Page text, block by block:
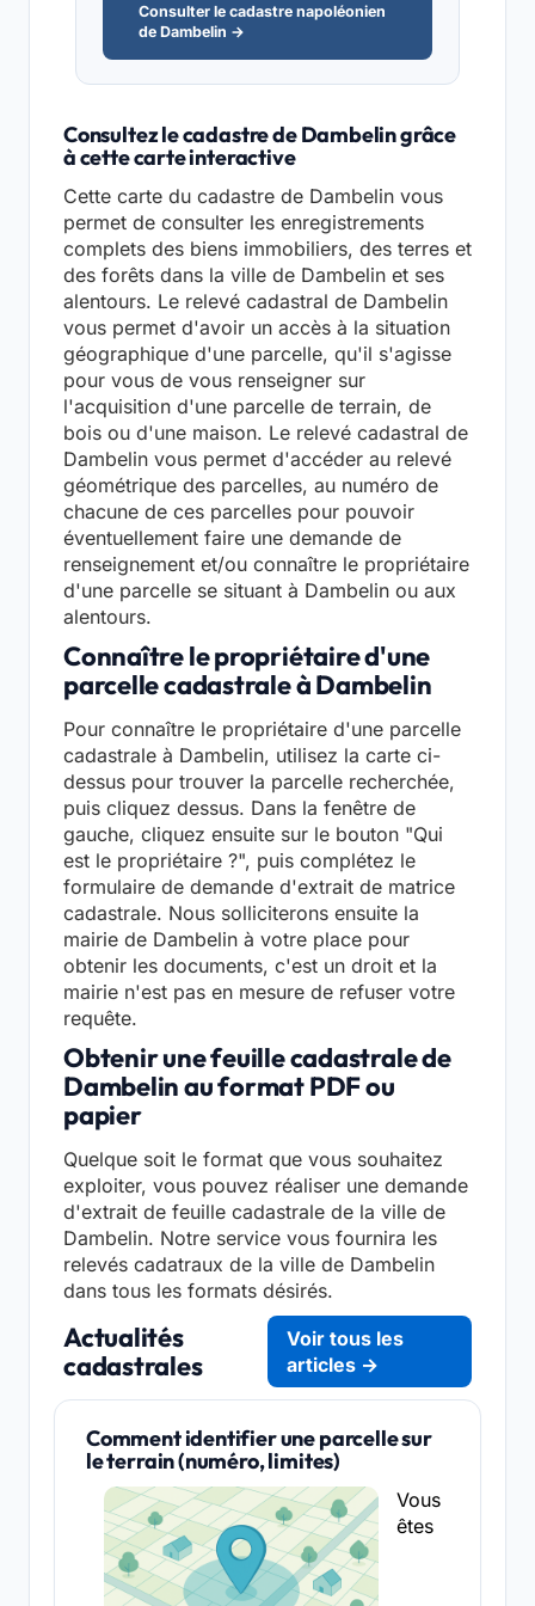
Consulter le cadastre napoléonien
de Dambelin →
Consultez le cadastre de Dambelin grâce
à cette carte interactive
Cette carte du cadastre de Dambelin vous
permet de consulter les enregistrements
complets des biens immobiliers, des terres et
des forêts dans la ville de Dambelin et ses
alentours. Le relevé cadastral de Dambelin
vous permet d'avoir un accès à la situation
géographique d'une parcelle, qu'il s'agisse
pour vous de vous renseigner sur
l'acquisition d'une parcelle de terrain, de
bois ou d'une maison. Le relevé cadastral de
Dambelin vous permet d'accéder au relevé
géométrique des parcelles, au numéro de
chacune de ces parcelles pour pouvoir
éventuellement faire une demande de
renseignement et/ou connaître le propriétaire
d'une parcelle se situant à Dambelin ou aux
alentours.
Connaître le propriétaire d'une
parcelle cadastrale à Dambelin
Pour connaître le propriétaire d'une parcelle
cadastrale à Dambelin, utilisez la carte ci-
dessus pour trouver la parcelle recherchée,
puis cliquez dessus. Dans la fenêtre de
gauche, cliquez ensuite sur le bouton "Qui
est le propriétaire ?", puis complétez le
formulaire de demande d'extrait de matrice
cadastrale. Nous solliciterons ensuite la
mairie de Dambelin à votre place pour
obtenir les documents, c'est un droit et la
mairie n'est pas en mesure de refuser votre
requête.
Obtenir une feuille cadastrale de
Dambelin au format PDF ou
papier
Quelque soit le format que vous souhaitez
exploiter, vous pouvez réaliser une demande
d'extrait de feuille cadastrale de la ville de
Dambelin. Notre service vous fournira les
relevés cadatraux de la ville de Dambelin
dans tous les formats désirés.
Actualités
cadastrales
Voir tous les
articles →
Comment identifier une parcelle sur
le terrain (numéro, limites)
Vous
êtes